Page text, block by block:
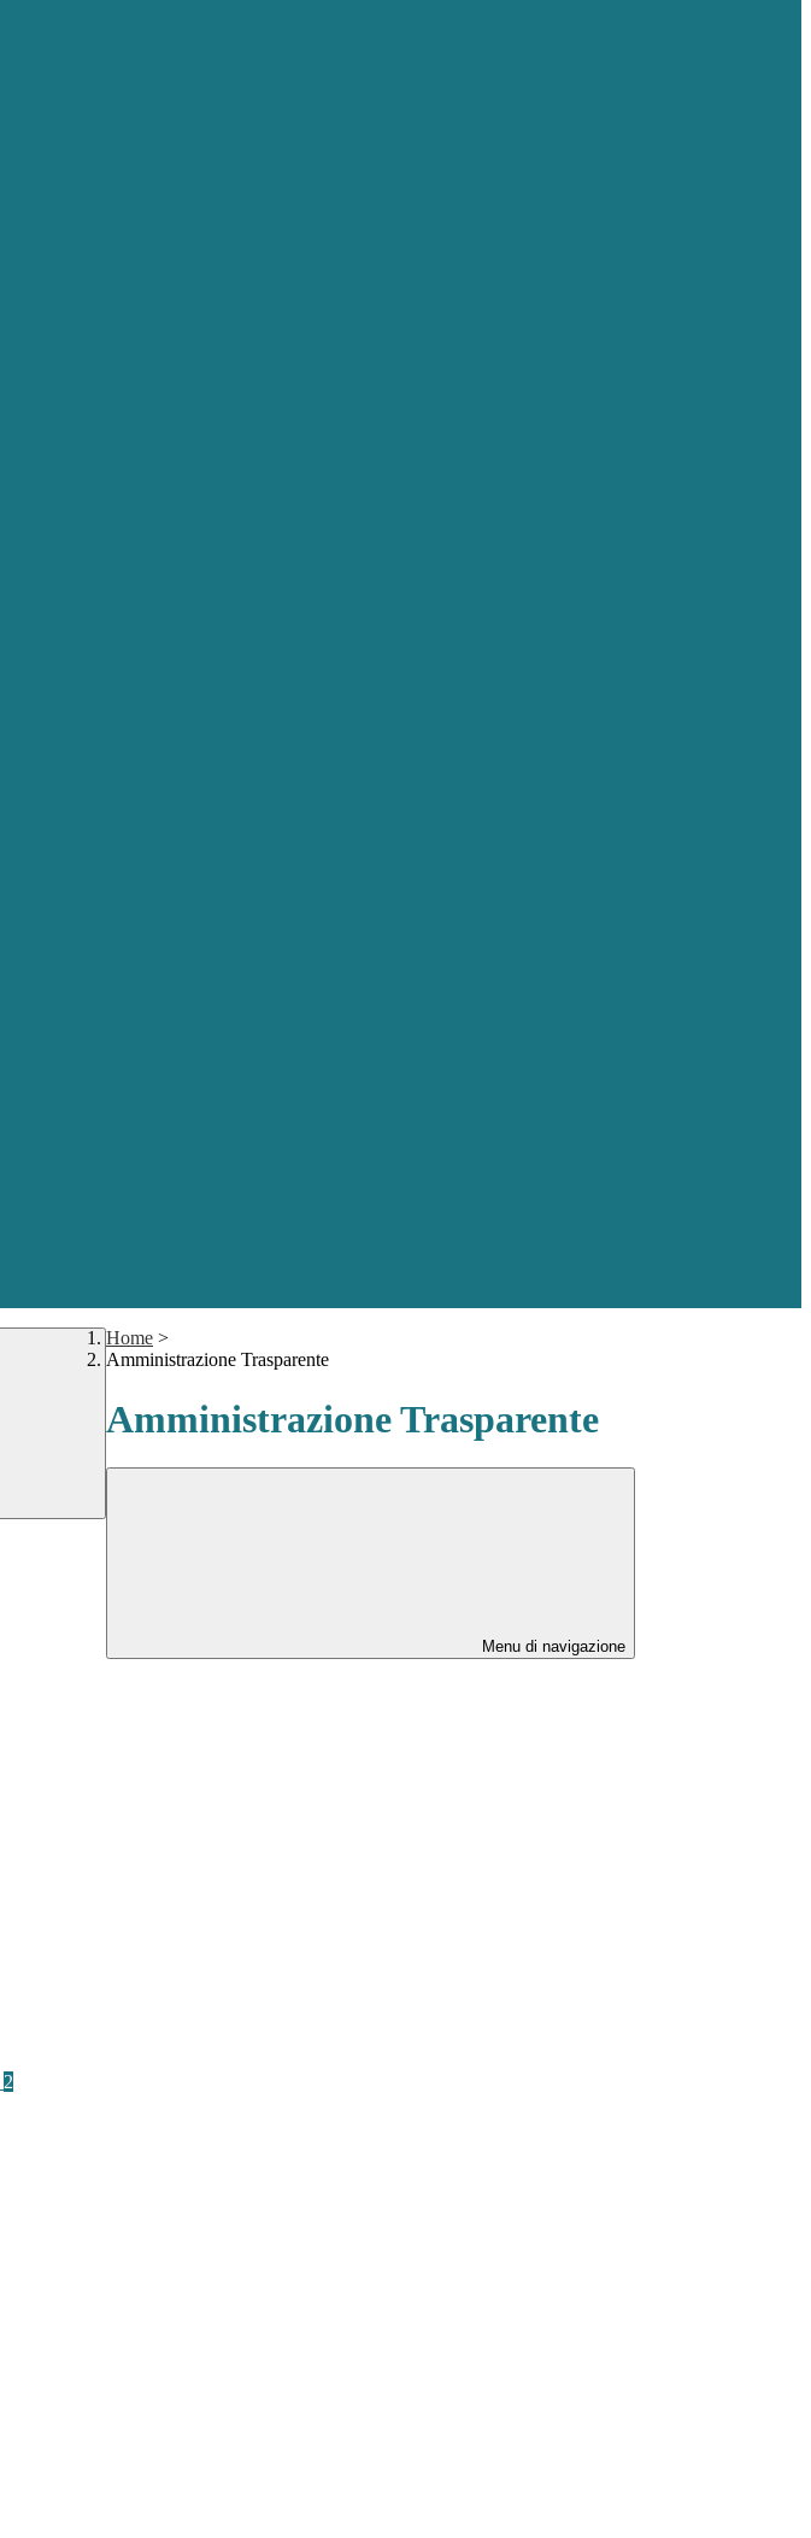
Home >
Amministrazione Trasparente
Amministrazione Trasparente
Menu di navigazione
2